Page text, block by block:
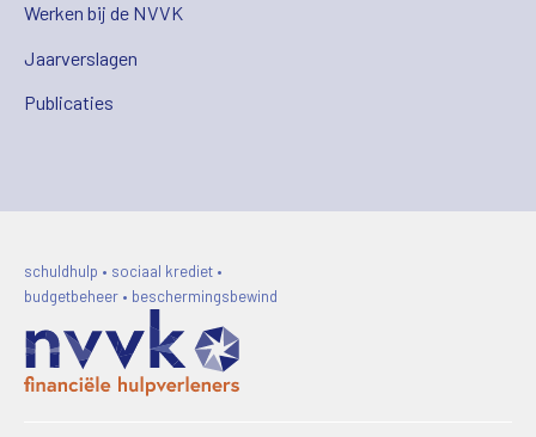
Werken bij de NVVK
Jaarverslagen
Publicaties
schuldhulp • sociaal krediet •
budgetbeheer • beschermingsbewind